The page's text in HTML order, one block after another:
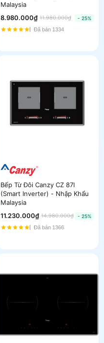
Malaysia
8.980.000₫ 11.980.000₫
- 25%
Đã bán 1334
Bếp Từ Đôi Canzy CZ 87I
(Smart Inverter) - Nhập Khẩu
Malaysia
11.230.000₫ 14.980.000₫
- 25%
Đã bán 1366